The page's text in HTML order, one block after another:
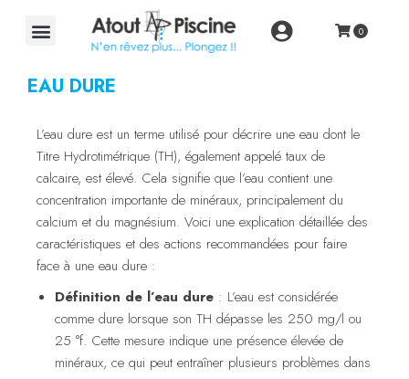
EAU DURE
L’eau dure est un terme utilisé pour décrire une eau dont le
Titre Hydrotimétrique (TH), également appelé taux de
calcaire, est élevé. Cela signifie que l’eau contient une
concentration importante de minéraux, principalement du
calcium et du magnésium. Voici une explication détaillée des
caractéristiques et des actions recommandées pour faire
face à une eau dure :
Définition de l’eau dure : L’eau est considérée
comme dure lorsque son TH dépasse les 250 mg/l ou
25 °f. Cette mesure indique une présence élevée de
minéraux, ce qui peut entraîner plusieurs problèmes dans